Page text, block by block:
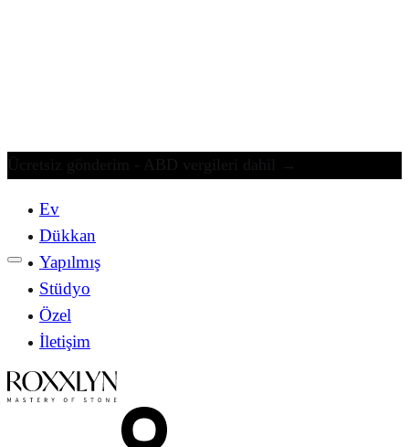
Ücretsiz gönderim - ABD vergileri dahil →
Ev
Dükkan
Yapılmış
Stüdyo
Özel
İletişim